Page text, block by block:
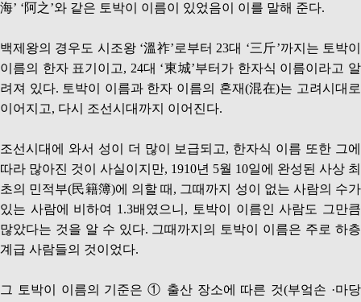
海’ ‘阿之’와 같은 토박이 이름이 있었음이 이를 말해 준다.
백제왕의 경우도 시조왕 ‘溫祚’로부터 23대 ‘三斤’까지는 토박이
이름의 한자 표기이고, 24대 ‘東城’부터가 한자식 이름이라고 알
려져 있다. 토박이 이름과 한자 이름의 혼재(混在)는 고려시대로
이어지고, 다시 조선시대까지 이어진다.
조선시대에 와서 성이 더 많이 보급되고, 한자식 이름 또한 그에
따라 많아진 것이 사실이지만, 1910년 5월 10일에 완성된 사상 최
초의 민적부(民籍簿)에 의할 때, 그때까지 성이 없는 사람의 수가
있는 사람에 비하여 1.3배였으니, 토박이 이름인 사람도 그만큼
많았다는 것을 알 수 있다. 그때까지의 토박이 이름은 주로 하층
계급 사람들의 것이었다.
그 토박이 이름의 기준은 ① 출산 장소에 따른 것(부엌손 ·마당